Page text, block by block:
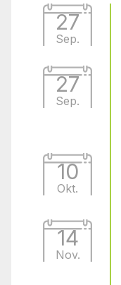
27
Sep.
27
Sep.
10
Okt.
14
Nov.